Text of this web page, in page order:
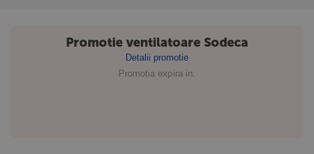
Promotie ventilatoare Sodeca
Detalii promotie
Promotia expira in: